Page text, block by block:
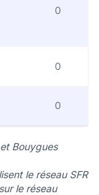
0
0
0
Bouygues
le réseau SFR
le réseau